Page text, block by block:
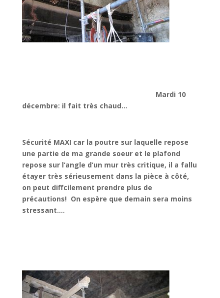
Mardi 10
décembre: il fait très chaud…
Sécurité MAXI car la poutre sur laquelle repose
une partie de ma grande soeur et le plafond
repose sur l’angle d’un mur très critique, il a fallu
étayer très sérieusement dans la pièce à côté,
on peut diffcilement prendre plus de
précautions! On espère que demain sera moins
stressant….